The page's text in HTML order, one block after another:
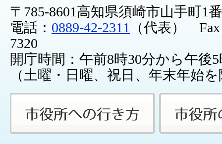
〒785-8601高知県須崎市山手町1
電話： 0889-42-2311
（代表） Fax
7320
開庁時間：午前8時30分から午後
（土曜・日曜、祝日、年末年始